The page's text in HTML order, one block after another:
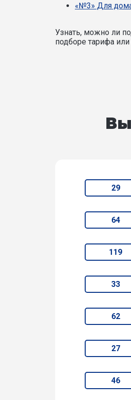
«№3» Для
Узнать, можно ли
подборе тарифа
29
64
119
33
62
27
46